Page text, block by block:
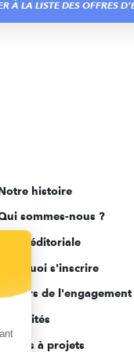
À LA LISTE DES OFFRES
histoire
sommes-nous ?
Ligne éditoriale
Pourquoi s'inscrire
Acteurs de l'engagement
Actualités
Appels à projets